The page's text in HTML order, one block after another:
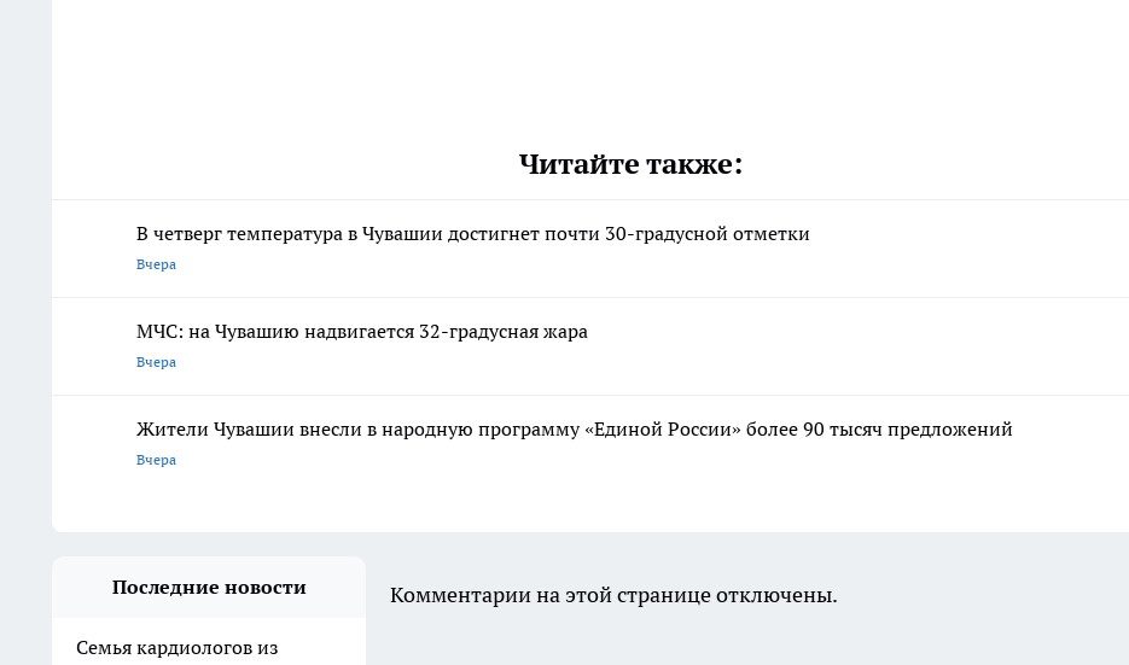
Читайте также:
В четверг температура в Чувашии достигнет почти 30-градусной отметки
Вчера
МЧС: на Чувашию надвигается 32-градусная жара
Вчера
Жители Чувашии внесли в народную программу «Единой России» более 90 тысяч предложений
Вчера
Последние новости
Семья кардиологов из
Комментарии на этой странице отключены.